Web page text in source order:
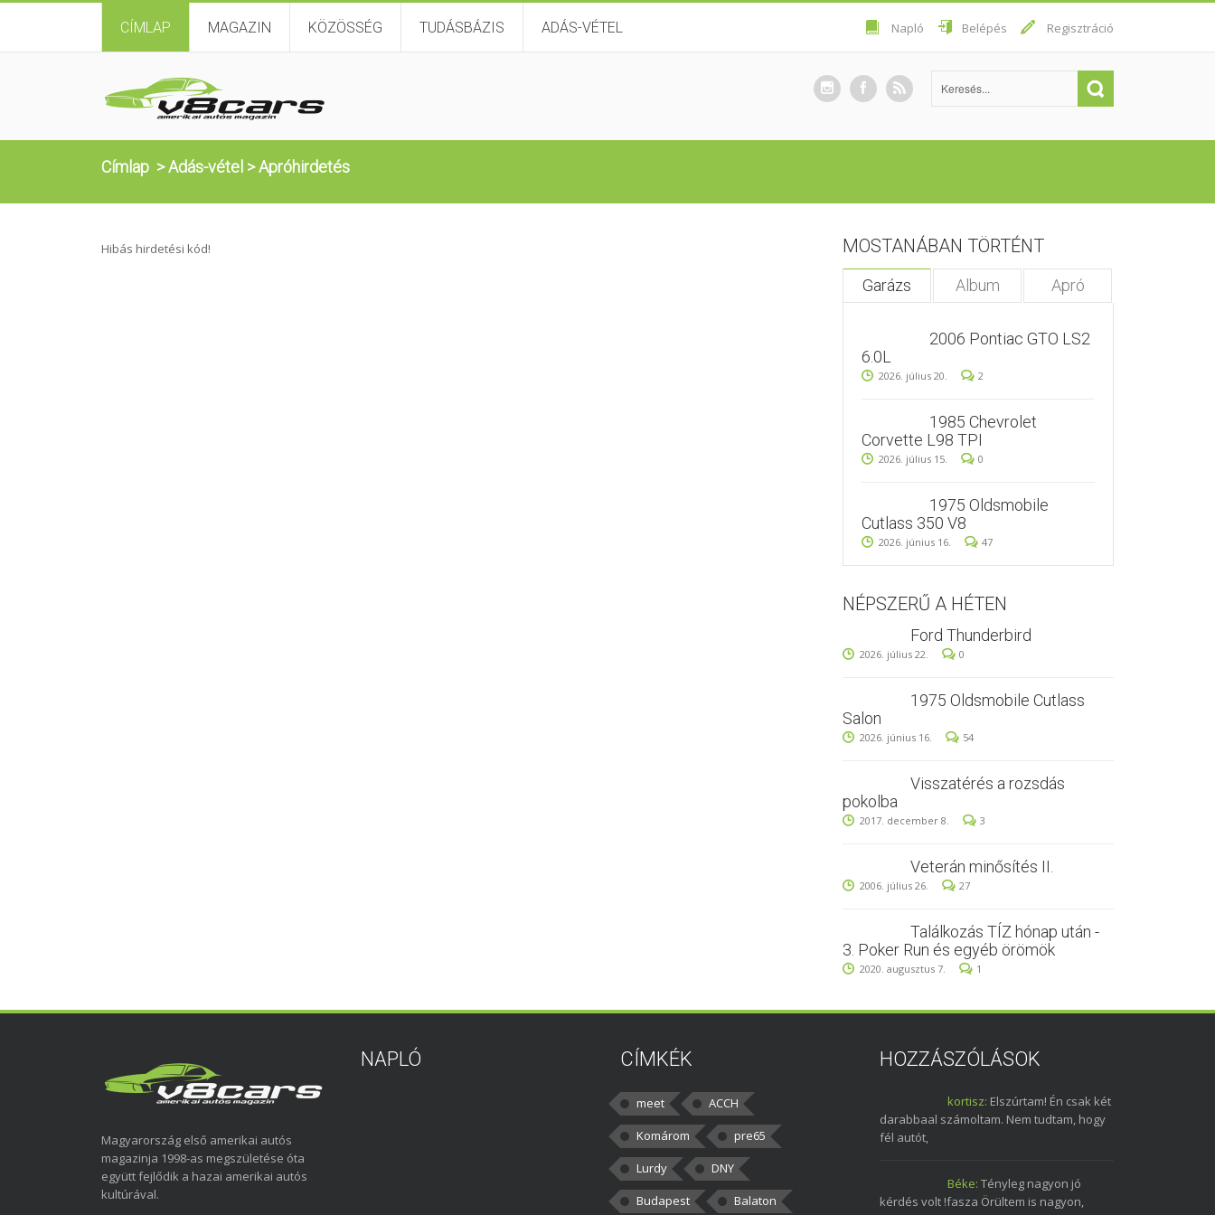
CÍMLAP MAGAZIN KÖZÖSSÉG TUDÁSBÁZIS ADÁS-VÉTEL Napló Belépés Regisztráció
Címlap >Adás-vétel >Apróhirdetés
Hibás hirdetési kód! MOSTANÁBAN TÖRTÉNT
Garázs Album Apró
2006 Pontiac GTO LS2
6.0L
2026. július 20. 2
1985 Chevrolet
Corvette L98 TPI
2026. július 15. 0
1975 Oldsmobile
Cutlass 350 V8
2026. június 16. 47
NÉPSZERŰ A HÉTEN
Ford Thunderbird
2026. július 22. 0
1975 Oldsmobile Cutlass
Salon
2026. június 16. 54
Visszatérés a rozsdás
pokolba
2017. december 8. 3
Veterán minősítés II.
2006. július 26. 27
Találkozás TÍZ hónap után -
3. Poker Run és egyéb örömök
2020. augusztus 7. 1
Magyarország első amerikai autós
magazinja 1998-as megszületése óta
együtt fejlődik a hazai amerikai autós
kultúrával.
NAPLÓ CÍMKÉK
meet
ACCH
Komárom
pre65
Lurdy
DNY
Budapest
Balaton
HOZZÁSZÓLÁSOK
kortisz: Elszúrtam! Én csak két
darabbaal számoltam. Nem tudtam, hogy
fél autót,
Béke: Tényleg nagyon jó
kérdés volt !fasza Örültem is nagyon,